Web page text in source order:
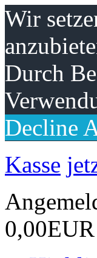
Wir
Durch
Decline
Kasse
0,00EUR